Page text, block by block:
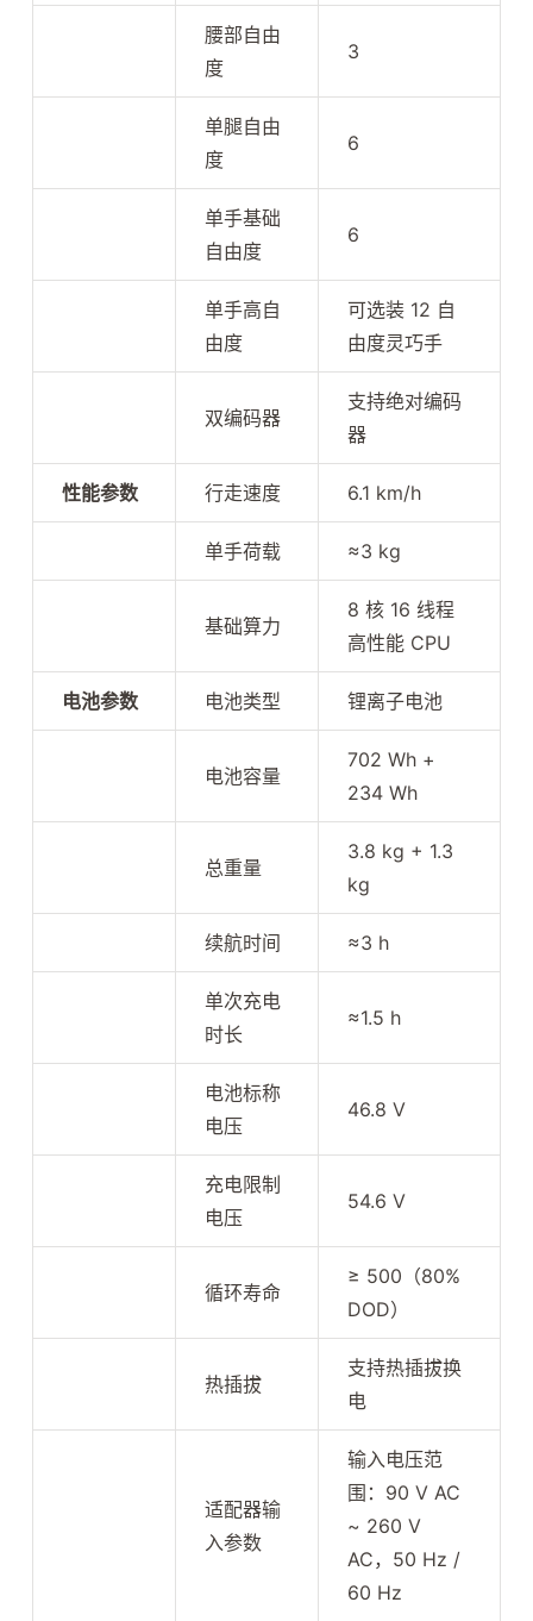
腰部自由
度
3
单腿自由
度
6
单手基础
自由度
6
单手高自
由度
可选装 12 自
由度灵巧手
双编码器
支持绝对编码
器
性能参数 行走速度 6.1 km/h
单手荷载 ≈3 kg
基础算力
8 核 16 线程
高性能 CPU
电池参数 电池类型 锂离子电池
电池容量
702 Wh +
234 Wh
总重量
3.8 kg + 1.3
kg
续航时间 ≈3 h
单次充电
时长
≈1.5 h
电池标称
电压
46.8 V
充电限制
电压
54.6 V
循环寿命
≥ 500（80%
DOD）
热插拔
支持热插拔换
电
适配器输
入参数
输入电压范
围：90 V AC
~ 260 V
AC，50 Hz /
60 Hz